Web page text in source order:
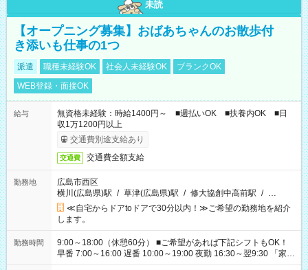
未読
【オープニング募集】おばあちゃんのお散歩付
き添いも仕事の1つ
派遣 職種未経験OK 社会人未経験OK
ブランクOK
WEB登録・面接OK
給与
無資格未経験：時給1400円～ ■週払いOK ■扶養内OK ■日
収1万1200円以上
交通費別途支給あり
交通費 交通費全額支給
勤務地
広島市西区
横川(広島県)駅 / 草津(広島県)駅 / 修大協創中高前駅 / …
≪自宅からドアtoドアで30分以内！≫ご希望の勤務地を紹介
します。
勤務時間
9:00～18:00（休憩60分） ■ご希望があれば下記シフトもOK！
早番 7:00～16:00 遅番 10:00～19:00 夜勤 16:30～翌9:30 「家族
と休みを合わせたい」 「余裕を持って夕飯の準備がしたい」